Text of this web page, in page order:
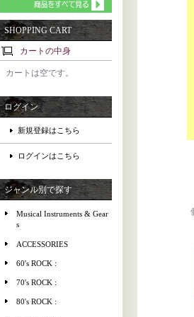
SHOPPING CART
カートの中身
カートは空です。
ログイン
新規登録はこちら
ログインはこちら
ジャンル別で探す
Musical Instruments & Gear
s
ACCESSORIES
60's ROCK :
70's ROCK :
80's ROCK :